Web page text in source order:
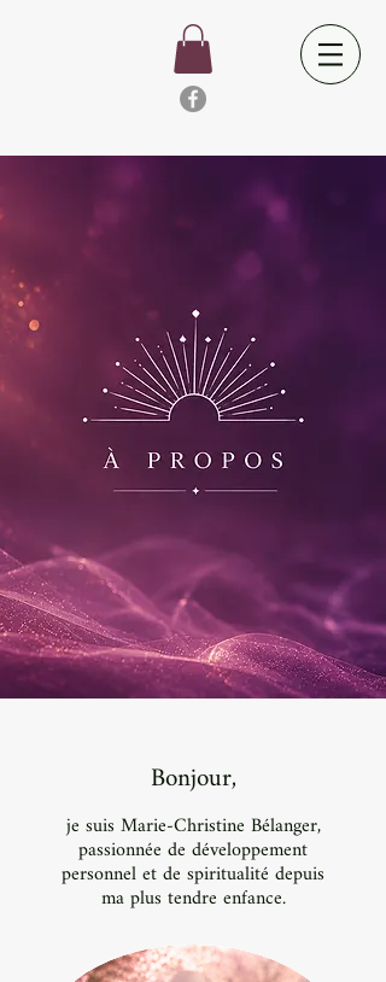
Bonjour,
je suis Marie-Christine Bélanger,
passionnée de développement
personnel et de spiritualité depuis
ma plus tendre enfance.